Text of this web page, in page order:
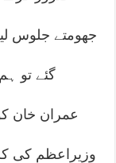
جھومتے جلوس
گئے تو
عمران خان
وزیراعظم کی